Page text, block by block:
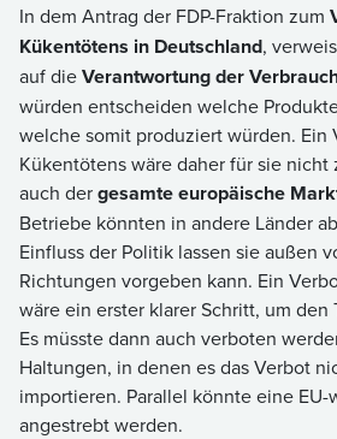
In dem Antrag der FDP-Fraktion zum
Kükentötens in Deutschland,
auf dieVerantwortung der
würden entscheiden welche
welche somit produziert würden. Ein
Kükentötens wäre daher für sie
auch dergesamte europäische
Betriebe könnten in andere Länder
Einfluss der Politik lassen sie außen
Richtungen vorgeben kann. Ein
wäre ein erster klarer Schritt, um den
Es müsste dann auch verboten
Haltungen, in denen es das Verbot
importieren. Parallel könnte eine
angestrebt werden.